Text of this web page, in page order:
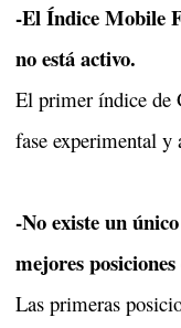
-El Índice Mobile
no está activo.
El primer índice de
fase experimental y
-No existe un
mejores
Las primeras